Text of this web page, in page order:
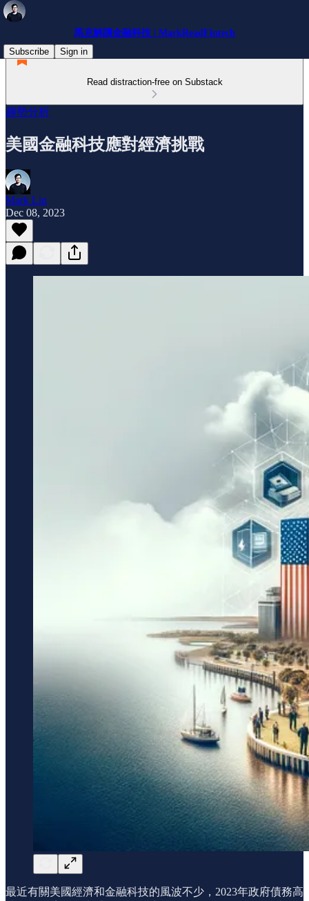
馬克解讀金融科技 | MarkReadFintech
Subscribe
Sign in
Read distraction-free on Substack
趨勢分析
美國金融科技應對經濟挑戰
Mark Lin
Dec 08, 2023
最近有關美國經濟和金融科技的風波不少，2023年政府債務高